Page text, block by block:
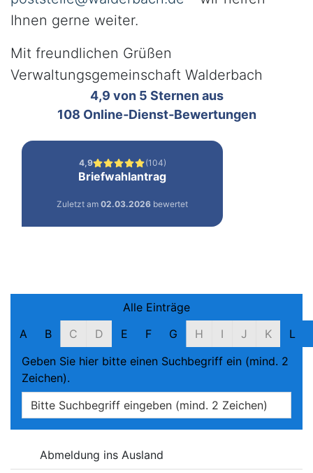
Ihnen gerne weiter.
Mit freundlichen Grüßen
Verwaltungsgemeinschaft Walderbach
Filter und SucheAlle Einträge
A
B C D E F G H I J K
L
Geben Sie hier bitte einen Suchbegriff ein (mind. 2
Zeichen).
Abmeldung ins Ausland